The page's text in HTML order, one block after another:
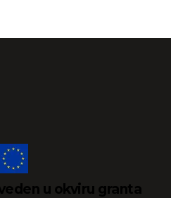
u okviru granta